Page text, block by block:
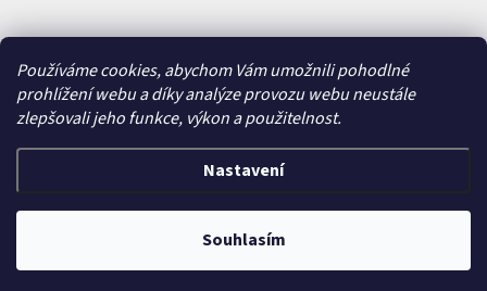
Používáme cookies, abychom Vám umožnili pohodlné
prohlížení webu a díky analýze provozu webu neustále
zlepšovali jeho funkce, výkon a použitelnost.
Nastavení
Souhlasím
Vytvořil Shoptet
Bajkavárna. Všechna práva vyhrazena.